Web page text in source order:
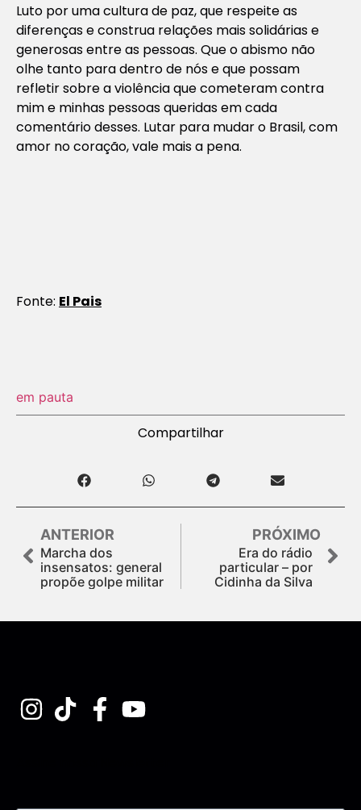
Luto por uma cultura de paz, que respeite as
diferenças e construa relações mais solidárias e
generosas entre as pessoas. Que o abismo não
olhe tanto para dentro de nós e que possam
refletir sobre a violência que cometeram contra
mim e minhas pessoas queridas em cada
comentário desses. Lutar para mudar o Brasil, com
amor no coração, vale mais a pena.
Fonte: El Pais
em pauta
Compartilhar
ANTERIOR
Marcha dos
insensatos: general
propõe golpe militar
PRÓXIMO
Era do rádio
particular – por
Cidinha da Silva